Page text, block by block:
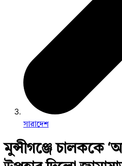
সারাদেশ
মুন্সীগঞ্জে চালককে